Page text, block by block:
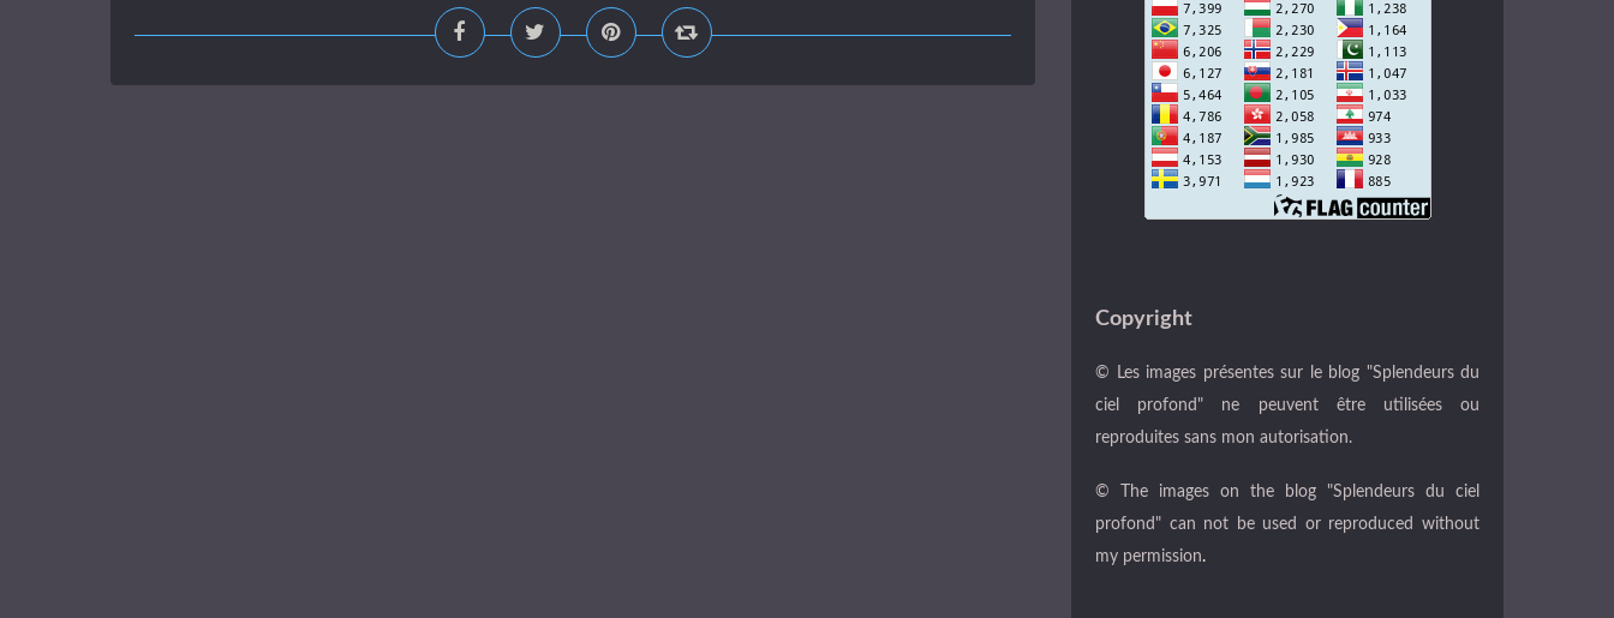
Copyright
© Les images présentes sur le blog "Splendeurs du
ciel profond" ne peuvent être utilisées ou
reproduites sans mon autorisation.
© The images on the blog "Splendeurs du ciel
profond" can not be used or reproduced without
my permission.